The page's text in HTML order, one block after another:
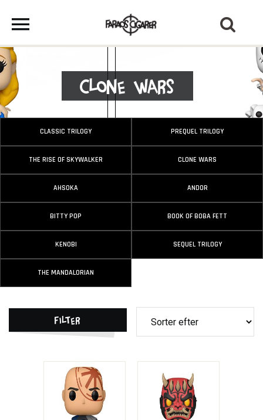
Clone Wars
CLASSIC TRILOGY PREQUEL TRILOGY
THE RISE OF SKYWALKER CLONE WARS
AHSOKA ANDOR
BITTY POP BOOK OF BOBA FETT
KENOBI SEQUEL TRILOGY
THE MANDALORIAN
Filter